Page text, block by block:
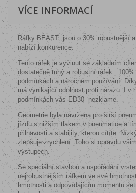
VÍCE INFORMACÍ
Ráfky BEAST jsou o 30% robustnější
nabízí konkurence.
Tento ráfek je vyvinut se základním
dostatečně tuhý a robustní ráfek .
podmínkách a náročném používání.
má vynikající odolnost proti nárazu. I v
podmínkách vás ED30 nezklame.
Geometrie byla navržena pro širší
jízdu s nižším tlakem v pneumatice a
přilnavosti a stability, kterou cítíte.
zlepšuje zrychlení. Toho si opravdu
výstupech.
Se speciální stavbou a uspořádání
nejrobustnějším ráfkem ve své
hmotnosti a odpovídajícím momentu